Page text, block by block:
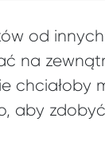
od
na
chciałoby
aby